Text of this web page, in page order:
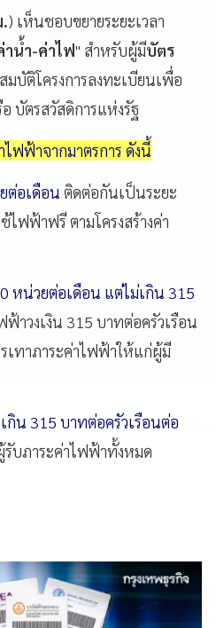
) เห็นชอบขยายระยะเวลา
าน้ำ-ค่าไฟ" สำหรับผู้มีบัตร
บัติโครงการลงทะเบียนเพื่อ
บัตรสวัสดิการแห่งรัฐ
ฟฟ้าจากมาตรการ ดังนี้
ต่อเดือน ติดต่อกันเป็นระยะ
ไฟฟ้าฟรี ตามโครงสร้างค่า
หน่วยต่อเดือน แต่ไม่เกิน 315
าวงเงิน 315 บาทต่อครัวเรือน
เทาภาระค่าไฟฟ้าให้แก่ผู้มี
น 315 บาทต่อครัวเรือนต่อ
บภาระค่าไฟฟ้าทั้งหมด